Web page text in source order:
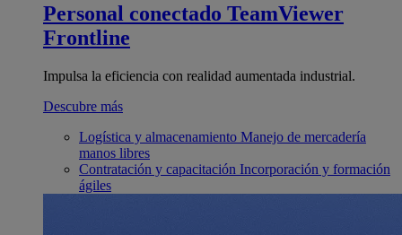
Personal conectado TeamViewer
Frontline
Impulsa la eficiencia con realidad aumentada industrial.
Descubre más
Logística y almacenamiento Manejo de mercadería
manos libres
Contratación y capacitación Incorporación y formación
ágiles